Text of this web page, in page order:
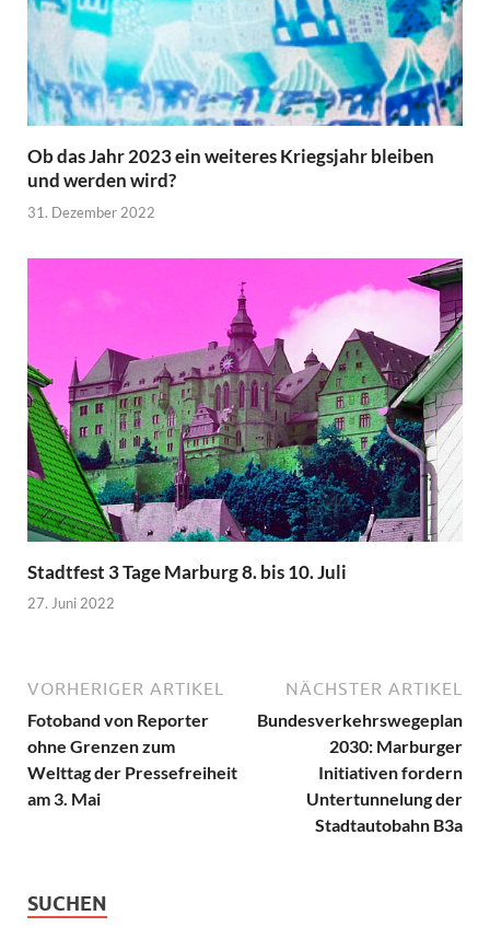
Ob das Jahr 2023 ein weiteres Kriegsjahr bleiben
und werden wird?
31. Dezember 2022
Stadtfest 3 Tage Marburg 8. bis 10. Juli
27. Juni 2022
VORHERIGER ARTIKEL
Fotoband von Reporter
ohne Grenzen zum
Welttag der Pressefreiheit
am 3. Mai
NÄCHSTER ARTIKEL
Bundesverkehrswegeplan
2030: Marburger
Initiativen fordern
Untertunnelung der
Stadtautobahn B3a
SUCHEN